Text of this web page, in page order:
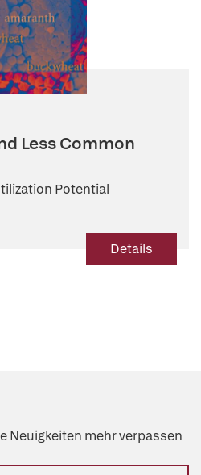
Less Common
Potential
Details
Neuigkeiten mehr verpassen